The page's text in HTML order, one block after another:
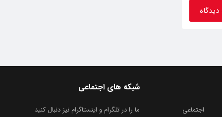
شبکه های اجتماعی
ما را در تلگرام و اینستاگرام نیز دنبال کنید
اجتماعی